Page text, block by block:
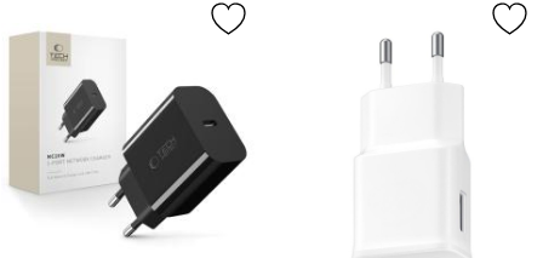
Markera tech-Protect 20W PD